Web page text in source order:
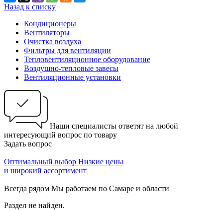
Назад к списку
Кондиционеры
Вентиляторы
Очистка воздуха
Фильтры для вентиляции
Тепловентиляционное оборудование
Воздушно-тепловые завесы
Вентиляционные установки
Наши специалисты ответят на любой
интересующий вопрос по товару
Задать вопрос
Оптимальный выбор Низкие цены
и широкий ассортимент
Всегда рядом Мы работаем по Самаре и области
Раздел не найден.